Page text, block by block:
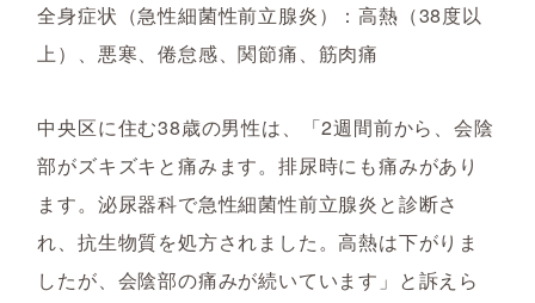
全身症状（急性細菌性前立腺炎）：高熱（38度以
上）、悪寒、倦怠感、関節痛、筋肉痛
中央区に住む38歳の男性は、「2週間前から、会陰
部がズキズキと痛みます。排尿時にも痛みがあり
ます。泌尿器科で急性細菌性前立腺炎と診断さ
れ、抗生物質を処方されました。高熱は下がりま
したが、会陰部の痛みが続いています」と訴えら